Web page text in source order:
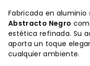
Fabricada en aluminio
Abstracto Negro
estética refinada. Su
aporta un toque
cualquier ambiente.